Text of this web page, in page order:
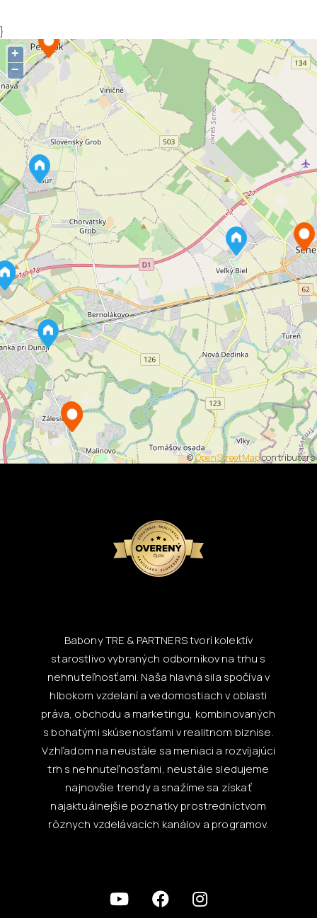
}
+
−
©OpenStreetMapcontributors
Babony TRE & PARTNERS tvorí kolektív
starostlivo vybraných odborníkov na trhu s
nehnuteľnosťami. Naša hlavná sila spočíva v
hlbokom vzdelaní a vedomostiach v oblasti
práva, obchodu a marketingu, kombinovaných
s bohatými skúsenosťami v realitnom biznise.
Vzhľadom na neustále sa meniaci a rozvíjajúci
trh s nehnuteľnosťami, neustále sledujeme
najnovšie trendy a snažíme sa získať
najaktuálnejšie poznatky prostredníctvom
rôznych vzdelávacích kanálov a programov.